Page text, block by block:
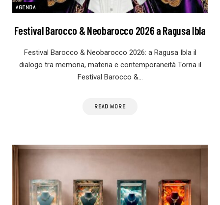
AGENDA
Festival Barocco & Neobarocco 2026 a Ragusa Ibla
Festival Barocco & Neobarocco 2026: a Ragusa Ibla il
dialogo tra memoria, materia e contemporaneità Torna il
Festival Barocco &…
READ MORE